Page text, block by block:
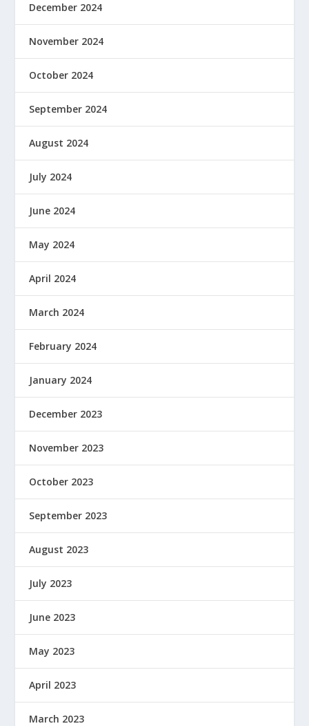
December 2024
November 2024
October 2024
September 2024
August 2024
July 2024
June 2024
May 2024
April 2024
March 2024
February 2024
January 2024
December 2023
November 2023
October 2023
September 2023
August 2023
July 2023
June 2023
May 2023
April 2023
March 2023